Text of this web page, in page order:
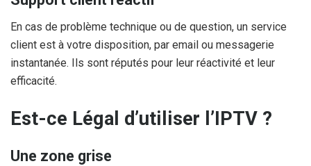
En cas de problème technique ou de question, un service
client est à votre disposition, par email ou messagerie
instantanée. Ils sont réputés pour leur réactivité et leur
efficacité.
Est-ce Légal d’utiliser l’IPTV ?
Une zone grise